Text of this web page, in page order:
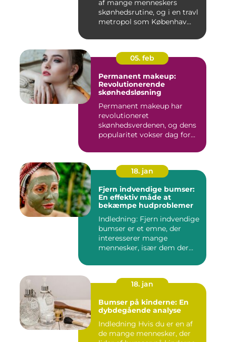
af mange menneskers
skønhedsrutine, og i en travl
metropol som Københav...
05. feb
Permanent makeup:
Revolutionerende
skønhedsløsning
Permanent makeup har
revolutioneret
skønhedsverdenen, og dens
popularitet vokser dag for
18. jan
Fjern indvendige bumser:
En effektiv måde at
bekæmpe hudproblemer
Indledning: Fjern indvendige
bumser er et emne, der
interesserer mange
mennesker, især dem der
18. jan
Bumser på kinderne: En
dybdegående analyse
Indledning Hvis du er en af
de mange mennesker, der